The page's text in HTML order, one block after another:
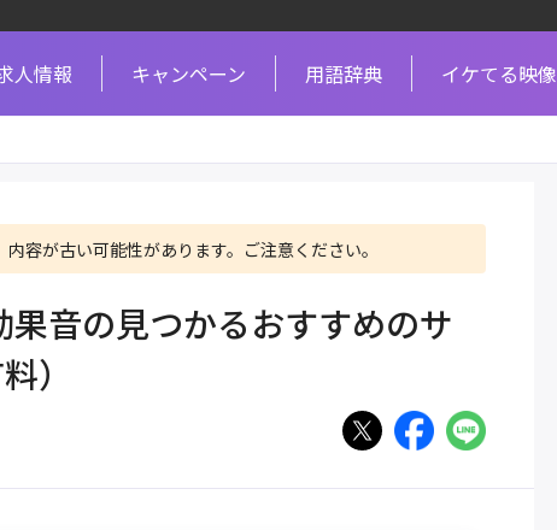
人情報 キャンペーン 用語辞典 イケてる映像
容が古い可能性があります。ご注意ください。
音の見つかるおすすめのサ
）